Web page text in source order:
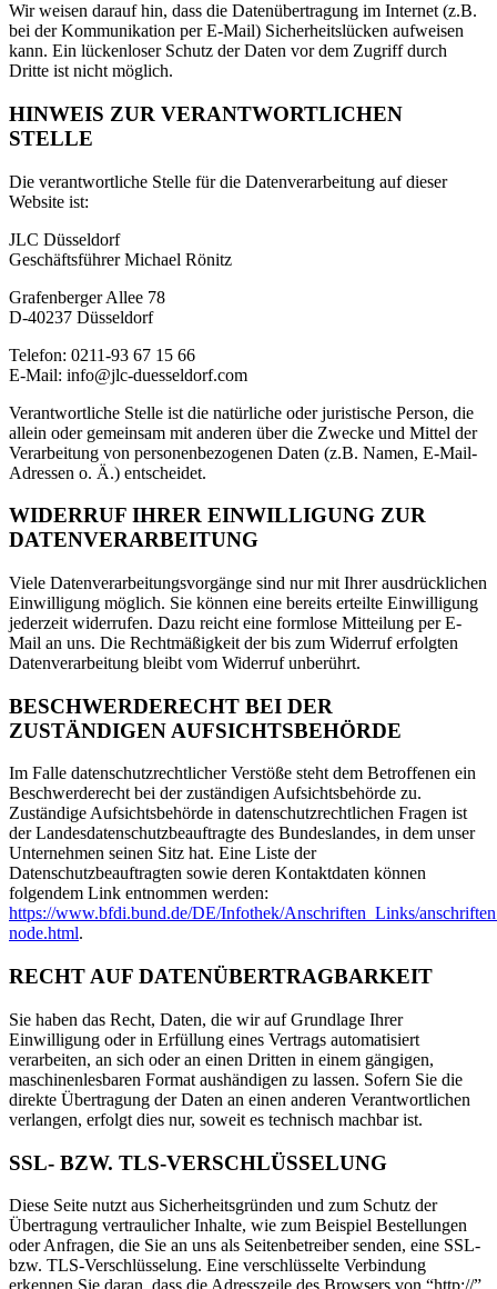
Wir weisen darauf hin, dass die Datenübertragung im Internet (z.B.
bei der Kommunikation per E-Mail) Sicherheitslücken aufweisen
kann. Ein lückenloser Schutz der Daten vor dem Zugriff durch
Dritte ist nicht möglich.
HINWEIS ZUR VERANTWORTLICHEN
STELLE
Die verantwortliche Stelle für die Datenverarbeitung auf dieser
Website ist:
JLC Düsseldorf
Geschäftsführer Michael Rönitz
Grafenberger Allee 78
D-40237 Düsseldorf
Telefon: 0211-93 67 15 66
E-Mail: info@jlc-duesseldorf.com
Verantwortliche Stelle ist die natürliche oder juristische Person, die
allein oder gemeinsam mit anderen über die Zwecke und Mittel der
Verarbeitung von personenbezogenen Daten (z.B. Namen, E-Mail-
Adressen o. Ä.) entscheidet.
WIDERRUF IHRER EINWILLIGUNG ZUR
DATENVERARBEITUNG
Viele Datenverarbeitungsvorgänge sind nur mit Ihrer ausdrücklichen
Einwilligung möglich. Sie können eine bereits erteilte Einwilligung
jederzeit widerrufen. Dazu reicht eine formlose Mitteilung per E-
Mail an uns. Die Rechtmäßigkeit der bis zum Widerruf erfolgten
Datenverarbeitung bleibt vom Widerruf unberührt.
BESCHWERDERECHT BEI DER
ZUSTÄNDIGEN AUFSICHTSBEHÖRDE
Im Falle datenschutzrechtlicher Verstöße steht dem Betroffenen ein
Beschwerderecht bei der zuständigen Aufsichtsbehörde zu.
Zuständige Aufsichtsbehörde in datenschutzrechtlichen Fragen ist
der Landesdatenschutzbeauftragte des Bundeslandes, in dem unser
Unternehmen seinen Sitz hat. Eine Liste der
Datenschutzbeauftragten sowie deren Kontaktdaten können
folgendem Link entnommen werden:
https://www.bfdi.bund.de/DE/Infothek/Anschriften_Links/
node.html.
RECHT AUF DATENÜBERTRAGBARKEIT
Sie haben das Recht, Daten, die wir auf Grundlage Ihrer
Einwilligung oder in Erfüllung eines Vertrags automatisiert
verarbeiten, an sich oder an einen Dritten in einem gängigen,
maschinenlesbaren Format aushändigen zu lassen. Sofern Sie die
direkte Übertragung der Daten an einen anderen Verantwortlichen
verlangen, erfolgt dies nur, soweit es technisch machbar ist.
SSL- BZW. TLS-VERSCHLÜSSELUNG
Diese Seite nutzt aus Sicherheitsgründen und zum Schutz der
Übertragung vertraulicher Inhalte, wie zum Beispiel Bestellungen
oder Anfragen, die Sie an uns als Seitenbetreiber senden, eine SSL-
bzw. TLS-Verschlüsselung. Eine verschlüsselte Verbindung